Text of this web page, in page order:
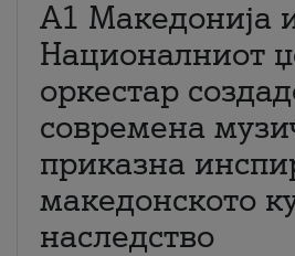
А1 Македонија
Националниот
оркестар
современа
приказна
македонското
наследство